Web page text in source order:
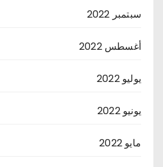
سبتمبر 2022
أغسطس 2022
يوليو 2022
يونيو 2022
مايو 2022